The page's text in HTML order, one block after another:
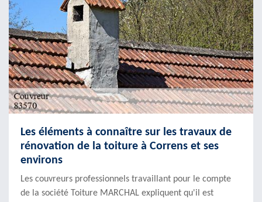
Les éléments à connaître sur les travaux de
rénovation de la toiture à Correns et ses
environs
Les couvreurs professionnels travaillant pour le compte
de la société Toiture MARCHAL expliquent qu'il est